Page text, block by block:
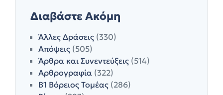
Διαβάστε Ακόμη
Άλλες Δράσεις (330)
Απόψεις (505)
Άρθρα και Συνεντεύξεις (514)
Αρθρογραφία (322)
Β1 Βόρειος Τομέας (286)